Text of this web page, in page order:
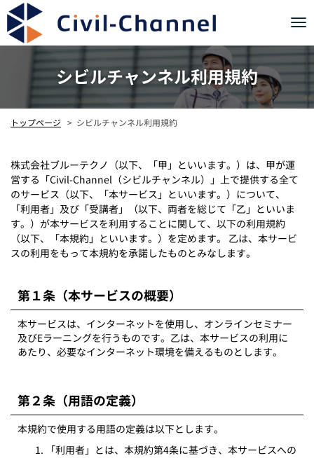
シビルチャンネル利用規約
トップページ シビルチャンネル利用規約
株式会社ブルーテクノ（以下、「甲」といいます。）は、甲が運
営する「Civil-Channel（シビルチャンネル）」上で提供する全て
のサービス（以下、「本サービス」といいます。）について、
「利用者」及び「受講者」（以下、両者を総じて「乙」といいま
す。）が本サービスを利用することに関して、以下の利用規約
（以下、「本規約」といいます。）を定めます。 乙は、本サービ
スの利用をもって本規約を承諾したものとみなします。
第１条（本サービスの概要）
本サービスは、インターネットを使用し、オンラインセミナー
及びEラーニングを行うものです。乙は、本サービスの利用に
あたり、必要なインターネット環境を備えるものとします。
第２条（用語の定義）
本規約で使用する用語の定義は以下とします。
「利用者」とは、本規約第4条に基づき、本サービスへの